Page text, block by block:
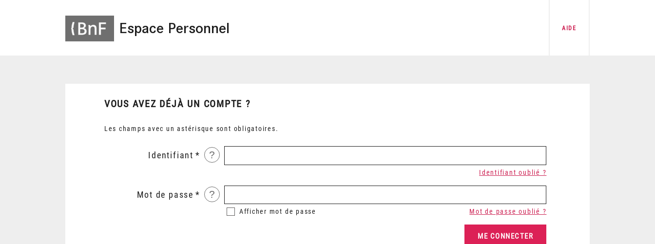
Espace Personnel AIDE
VOUS AVEZ DÉJÀ UN COMPTE ?
Les champs avec un astérisque sont obligatoires.
Identifiant ?
Identifiant oublié ?
Mot de passe ?
Afficher mot de passe Mot de passe oublié ?